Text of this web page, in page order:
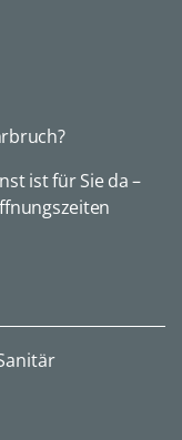
ist für Sie da –